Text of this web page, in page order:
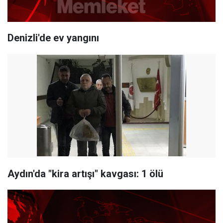
Denizli'de ev yangını
Aydın'da "kira artışı" kavgası: 1 ölü